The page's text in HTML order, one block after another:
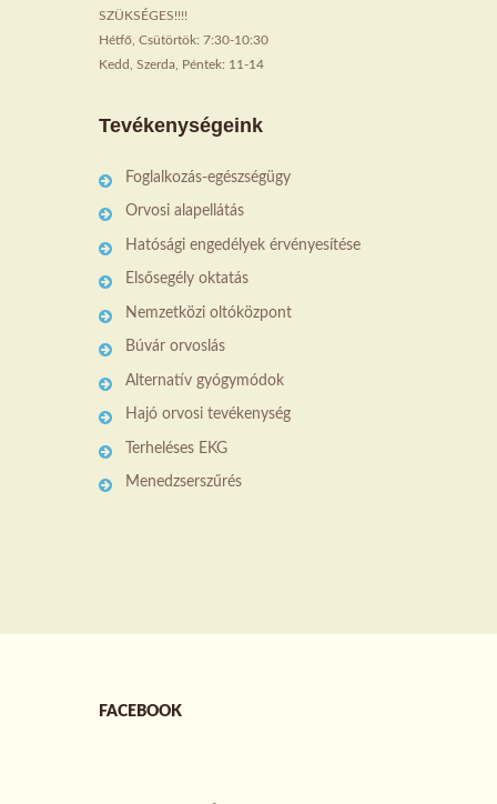
SZÜKSÉGES!!!!
Hétfő, Csütörtök: 7:30-10:30
Kedd, Szerda, Péntek: 11-14
Tevékenységeink
Foglalkozás-egészségügy
Orvosi alapellátás
Hatósági engedélyek érvényesítése
Elsősegély oktatás
Nemzetközi oltóközpont
Búvár orvoslás
Alternatív gyógymódok
Hajó orvosi tevékenység
Terheléses EKG
Menedzserszűrés
FACEBOOK